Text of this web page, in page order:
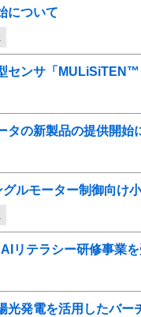
について
センサ「
タの新製品の提供開始
ルモーター制御向け
リテラシー研修事業
光発電を活用したバー